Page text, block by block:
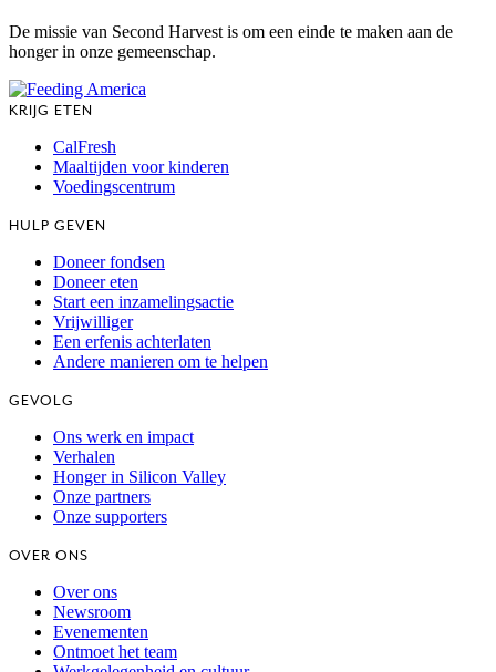
De missie van Second Harvest is om een einde te maken aan de
honger in onze gemeenschap.
KRIJG ETEN
CalFresh
Maaltijden voor kinderen
Voedingscentrum
HULP GEVEN
Doneer fondsen
Doneer eten
Start een inzamelingsactie
Vrijwilliger
Een erfenis achterlaten
Andere manieren om te helpen
GEVOLG
Ons werk en impact
Verhalen
Honger in Silicon Valley
Onze partners
Onze supporters
OVER ONS
Over ons
Newsroom
Evenementen
Ontmoet het team